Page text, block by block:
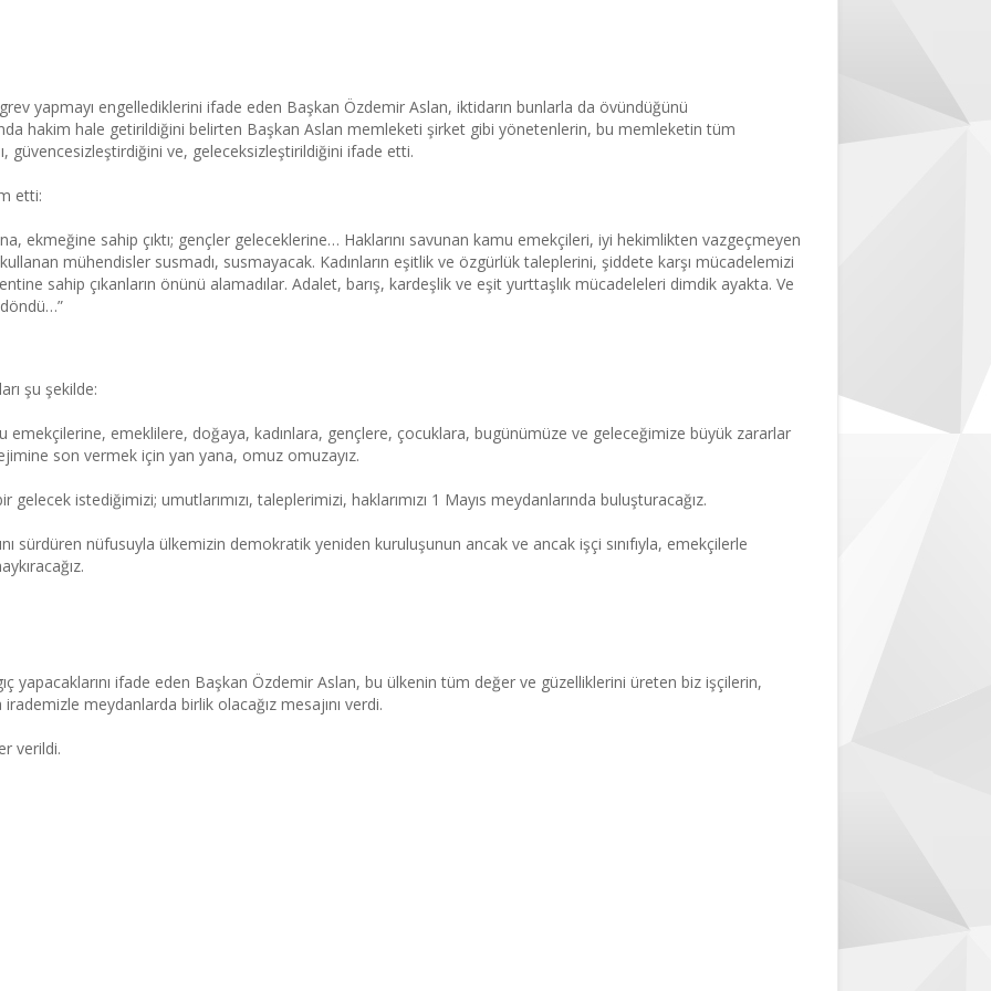
yapmayı engellediklerini ifade eden Başkan Özdemir Aslan, iktidarın bunlarla da övündüğünü
hakim hale getirildiğini belirten Başkan Aslan memleketi şirket gibi yönetenlerin, bu memleketin tüm
güvencesizleştirdiğini ve, geleceksizleştirildiğini ifade etti.
etti:
ekmeğine sahip çıktı; gençler geleceklerine… Haklarını savunan kamu emekçileri, iyi hekimlikten vazgeçmeyen
mühendisler susmadı, susmayacak. Kadınların eşitlik ve özgürlük taleplerini, şiddete karşı mücadelemizi
sahip çıkanların önünü alamadılar. Adalet, barış, kardeşlik ve eşit yurttaşlık mücadeleleri dimdik ayakta. Ve
şu şekilde:
emekçilerine, emeklilere, doğaya, kadınlara, gençlere, çocuklara, bugünümüze ve geleceğimize büyük zararlar
son vermek için yan yana, omuz omuzayız.
gelecek istediğimizi; umutlarımızı, taleplerimizi, haklarımızı 1 Mayıs meydanlarında buluşturacağız.
sürdüren nüfusuyla ülkemizin demokratik yeniden kuruluşunun ancak ve ancak işçi sınıfıyla, emekçilerle
yapacaklarını ifade eden Başkan Özdemir Aslan, bu ülkenin tüm değer ve güzelliklerini üreten biz işçilerin,
meydanlarda birlik olacağız mesajını verdi.
verildi.